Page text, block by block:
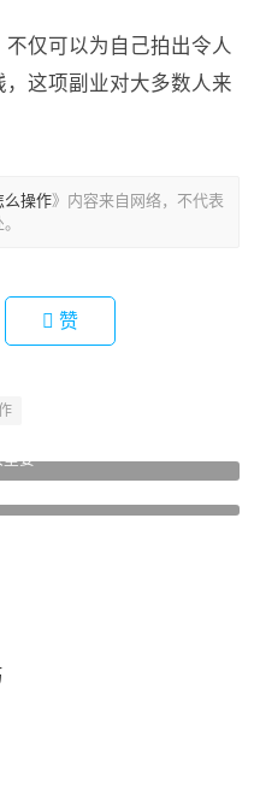
仅可以为自己拍出令人
这项副业对大多数人来
么操作》内容来自网络，不代表
赞
重要